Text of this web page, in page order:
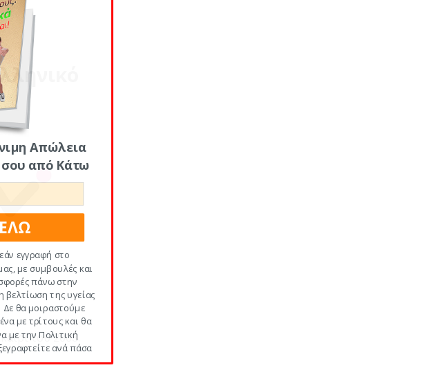
του 2008.
Απώλεια
σου από Κάτω
εγγραφή στο
με συμβουλές και
πάνω στην
βελτίωση της υγείας
Δε θα μοιραστούμε
με τρίτους και θα
με την Πολιτική
ανά πάσα